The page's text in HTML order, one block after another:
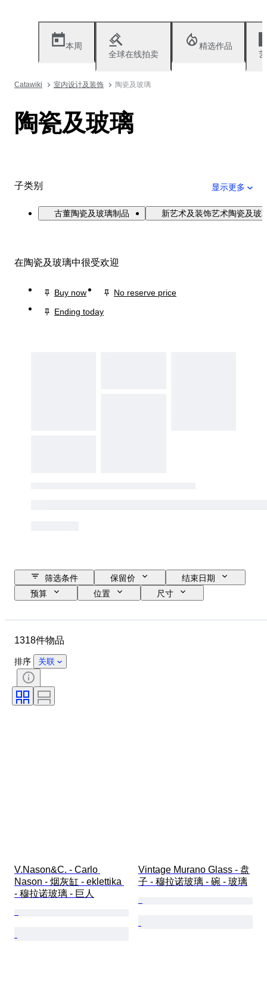
本周
全球在线拍卖
精选作品
Catawiki 室内设计及装饰 陶瓷及玻璃
陶瓷及玻璃
子类别 显示更多
古董陶瓷及玻璃制品 新艺术及装饰艺术陶瓷及玻
在陶瓷及玻璃中很受欢迎
Buy now
No reserve price
Ending today
筛选条件 保留价
结束日期
预算
位置
尺寸
状态
细度
签名
Decor
原创作品／复制品
1318件物品
排序 关联
V.Nason&C. - Carlo
Nason - 烟灰缸 - eklettika
- 穆拉诺玻璃 - 巨人
Vintage Murano Glass - 盘
子 - 穆拉诺玻璃 - 碗 - 玻璃